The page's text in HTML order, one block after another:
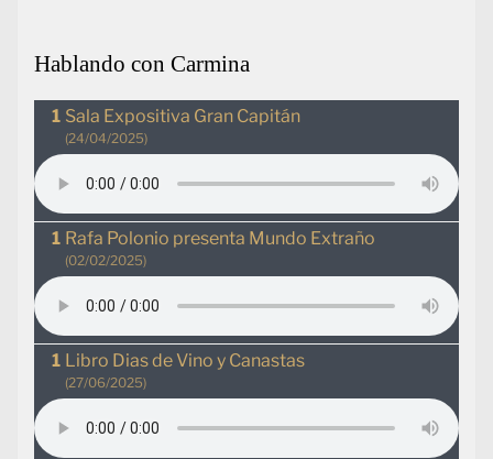
Hablando con Carmina
Sala Expositiva Gran Capitán
(24/04/2025)
Rafa Polonio presenta Mundo Extraño
(02/02/2025)
Libro Dias de Vino y Canastas
(27/06/2025)